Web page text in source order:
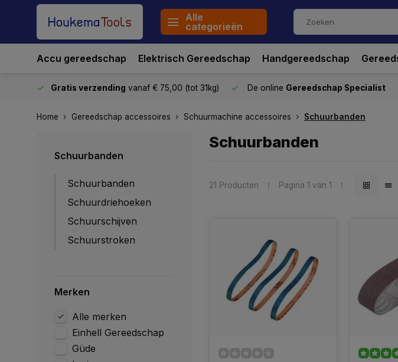
Alle
categorieën
Accu gereedschap Elektrisch Gereedschap Handgereedschap
Gratis verzending vanaf € 75,00 (tot 31kg) De online Gereedschap Specialist
Home Gereedschap accessoires Schuurmachine accessoires Schuurbanden
Schuurbanden
Schuurbanden
Schuurdriehoeken
Schuurschijven
Schuurstroken
Merken
Alle merken
Einhell Gereedschap
Güde
Schuurbanden
21 Producten Pagina 1 van 1